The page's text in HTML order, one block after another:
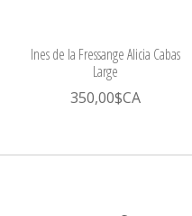
Ines de la Fressange Alicia Cabas
Large
350,00$CA